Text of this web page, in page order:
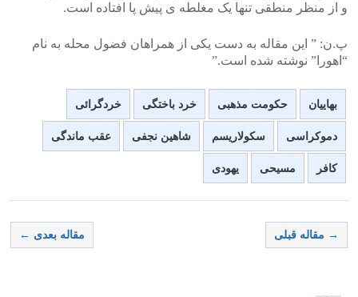
و از منظر منطقی تنها یک مغلطه ی پیش پا افتاده است.
پ.ن: ” این مقاله به دست یکی از همراهان فضول محله به نام
“اهورا” نوشته شده است.”
بهاییان حکومت مذهبی خرد باختگی خردگرائی
دموکراسی سکولاریسم شاهین نجفی عقب ماندگی
کافر مسیحی یهودی
→ مقاله قبلی مقاله بعدی ←